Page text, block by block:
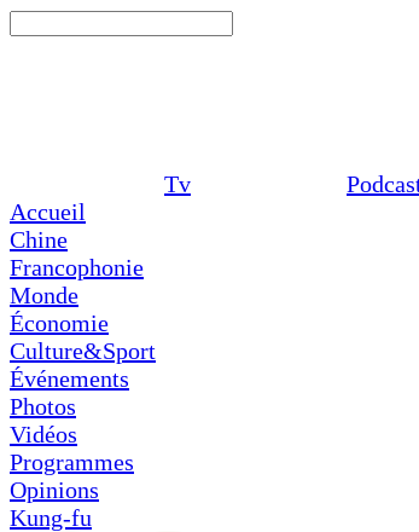
Tv
Accueil
Chine
Francophonie
Monde
Économie
Culture&Sport
Événements
Photos
Vidéos
Programmes
Opinions
Kung-fu